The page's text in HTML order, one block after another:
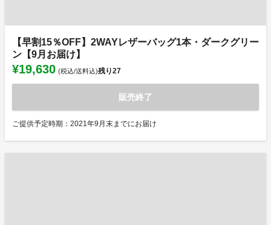
【早割15％OFF】2WAYレザーバッグ1本・ダークグリー
ン【9月お届け】
¥19,630 (税込/送料込)残り27
販売終了
ご提供予定時期：2021年9月末までにお届け